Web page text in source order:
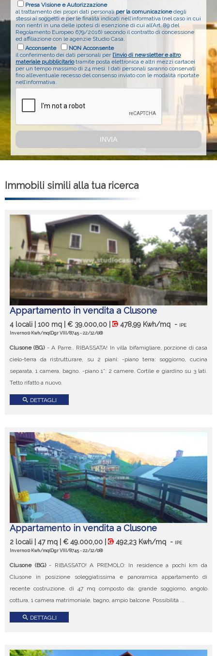
Presa Visione e Autorizzazione
al trattamento dei propri dati personaliper la comunicazionedegli
stessi ai soggetti e per le finalità indicati nell’informativa (nel caso in cui
non rientri in una delle ipotesi di esenzione di cui all’Art. 89 del
Regolamento Europeo 679/2016) secondo il contratto di concessione
ed affiliazione con le agenzie Studio Casa.
Acconsente
NON Acconsente
il conferimento dei dati personali per l’invio di newsletter e altro
materiale pubblicitariotramite posta elettronica e altri mezzi cartacei
per un tempo massimo di 24 mesi. I dati personali saranno conservati
fino all’eventuale recesso del consenso inviato con le modalità riportate
nell’informativa.
Immobili simili alla tua ricerca
Appartamento in vendita a Clusone
4 locali | 100 mq | € 39.000,00 | 478,99 Kwh/mq -
IPE
Inverno:0 Kwh/mq(Dgr VIII/8745 - 22/12/08)
Clusone (BG)- A Parre.. RIBASSATA! In villa bifamigliare, porzione di casa
cielo-terra da ristrutturare, su 2 piani: -piano terra: soggiorno, cucina
separata, 1 camera, bagno. -piano 1°: 2 camere. Cortile e giardino su 3 lati.
Tetto rifatto a nuovo.
search DETTAGLI
Appartamento in vendita a Clusone
2 locali | 47 mq | € 49.000,00 | 492,23 Kwh/mq -
IPE
Inverno:0 Kwh/mq(Dgr VIII/8745 - 22/12/08)
Clusone (BG)- RIBASSATO! A PREMOLO: In residence a pochi km da
Clusone in posizione soleggiatissima e panoramica appartamento di
recente costruzione, di 47 mq composto da: grande soggiorno, angolo
cottura, 1 camera matrimoniale, bagno, ampio balcone. Possibilità ...
search DETTAGLI